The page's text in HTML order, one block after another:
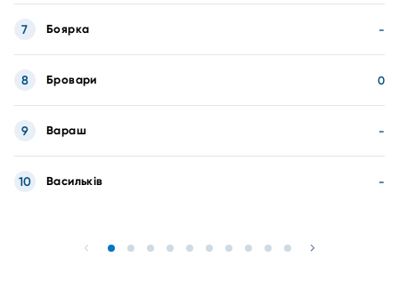
Боярка -
7
Бровари 0
8
Вараш -
9
Васильків -
10